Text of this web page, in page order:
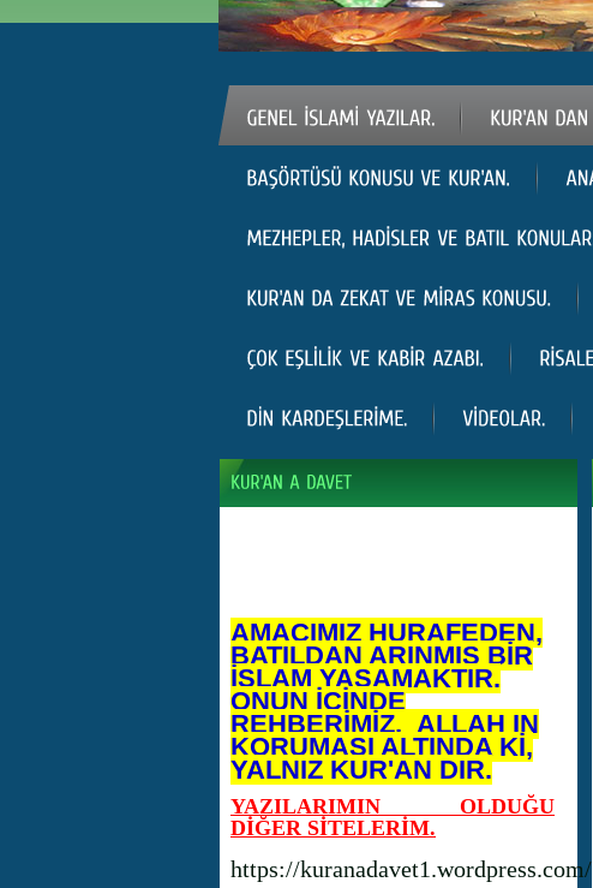
AMACIMIZ HURAFEDEN,
BATILDAN ARINMIŞ BİR
İSLAM YAŞAMAKTIR.
ONUN İÇİNDE
REHBERİMİZ, ALLAH IN
KORUMASI ALTINDA Kİ,
YALNIZ KUR'AN DIR.
YAZILARIMIN OLDUĞU
DİĞER SİTELERİM.
https://kuranadavet1.wordpress.com/